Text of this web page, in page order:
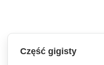
Część gigisty